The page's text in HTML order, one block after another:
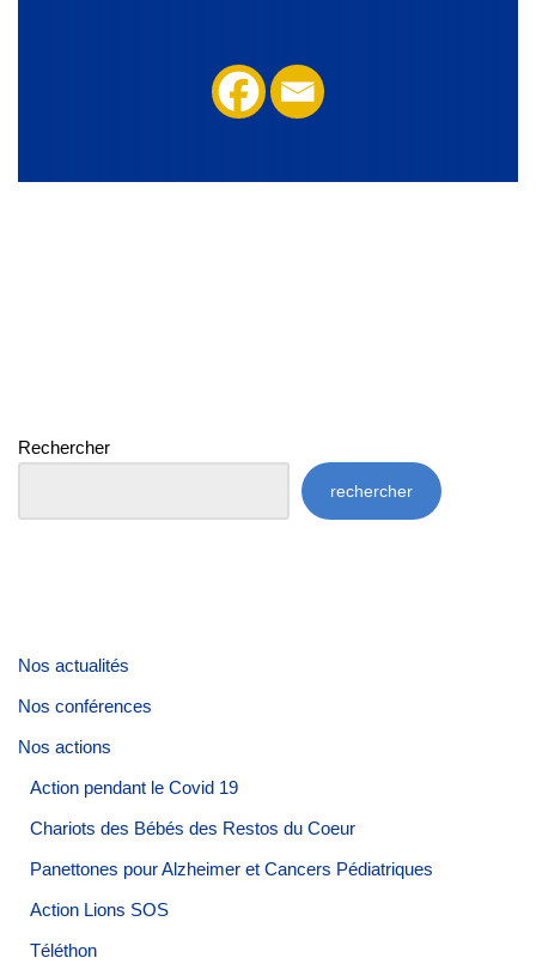
Rechercher
rechercher
Nos actualités
Nos conférences
Nos actions
Action pendant le Covid 19
Chariots des Bébés des Restos du Coeur
Panettones pour Alzheimer et Cancers Pédiatriques
Action Lions SOS
Téléthon